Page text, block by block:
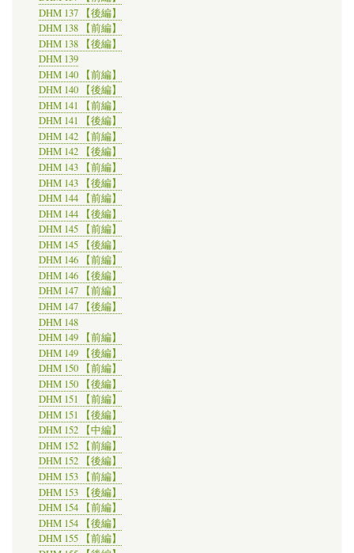
DHM 137 【後編】
DHM 138 【前編】
DHM 138 【後編】
DHM 139
DHM 140 【前編】
DHM 140 【後編】
DHM 141 【前編】
DHM 141 【後編】
DHM 142 【前編】
DHM 142 【後編】
DHM 143 【前編】
DHM 143 【後編】
DHM 144 【前編】
DHM 144 【後編】
DHM 145 【前編】
DHM 145 【後編】
DHM 146 【前編】
DHM 146 【後編】
DHM 147 【前編】
DHM 147 【後編】
DHM 148
DHM 149 【前編】
DHM 149 【後編】
DHM 150 【前編】
DHM 150 【後編】
DHM 151 【前編】
DHM 151 【後編】
DHM 152 【中編】
DHM 152 【前編】
DHM 152 【後編】
DHM 153 【前編】
DHM 153 【後編】
DHM 154 【前編】
DHM 154 【後編】
DHM 155 【前編】